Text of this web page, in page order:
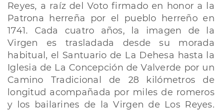
Reyes, a raíz del Voto firmado en honor a la
Patrona herreña por el pueblo herreño en
1741. Cada cuatro años, la imagen de la
Virgen es trasladada desde su morada
habitual, el Santuario de La Dehesa hasta la
Iglesia de La Concepción de Valverde por un
Camino Tradicional de 28 kilómetros de
longitud acompañada por miles de romeros
y los bailarines de la Virgen de Los Reyes.